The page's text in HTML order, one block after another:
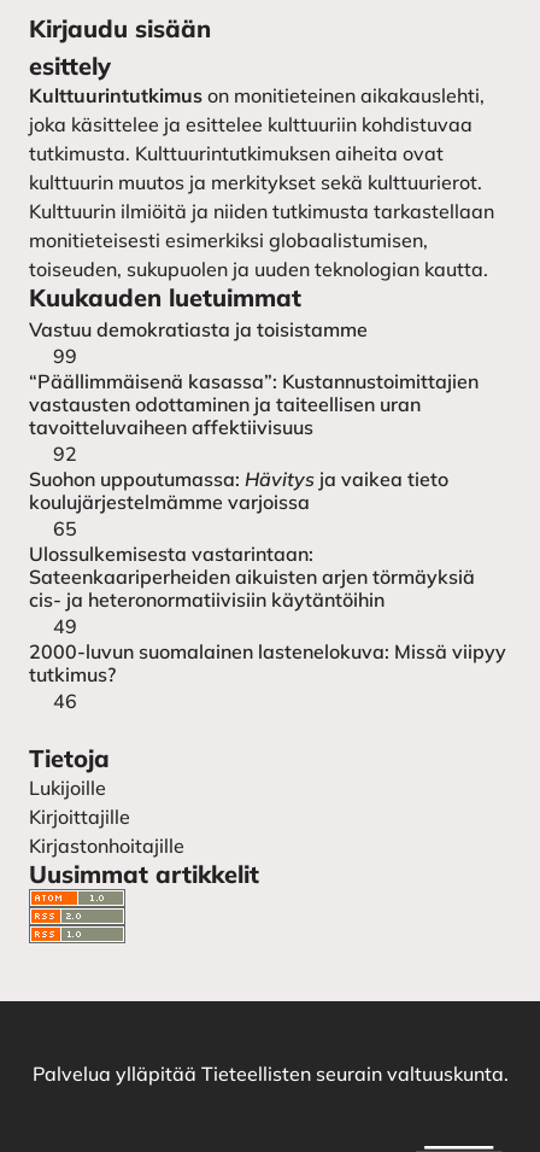
Kulttuurintutkimuksen
seura
Kirjoittajaohjeet ruotsiksi –
instruktioner till författarna
Lähetä käsikirjoitus
Kirjaudu sisään
esittely
Kulttuurintutkimus on monitieteinen aikakauslehti,
joka käsittelee ja esittelee kulttuuriin kohdistuvaa
tutkimusta. Kulttuurintutkimuksen aiheita ovat
kulttuurin muutos ja merkitykset sekä kulttuurierot.
Kulttuurin ilmiöitä ja niiden tutkimusta tarkastellaan
monitieteisesti esimerkiksi globaalistumisen,
toiseuden, sukupuolen ja uuden teknologian kautta.
Kuukauden luetuimmat
Vastuu demokratiasta ja toisistamme
99
“Päällimmäisenä kasassa”: Kustannustoimittajien
vastausten odottaminen ja taiteellisen uran
tavoitteluvaiheen affektiivisuus
92
Suohon uppoutumassa: Hävitys ja vaikea tieto
koulujärjestelmämme varjoissa
65
Ulossulkemisesta vastarintaan:
Sateenkaariperheiden aikuisten arjen törmäyksiä
cis- ja heteronormatiivisiin käytäntöihin
49
2000-luvun suomalainen lastenelokuva: Missä viipyy
tutkimus?
46
Tietoja
Lukijoille
Kirjoittajille
Kirjastonhoitajille
Uusimmat artikkelit
Palvelua ylläpitää Tieteellisten seurain valtuuskunta.